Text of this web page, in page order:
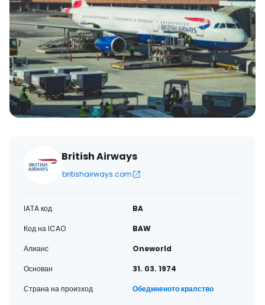
British Airways
britishairways.com
IATA код
BA
Код на ICAO
BAW
Алианс
Oneworld
Основан
31. 03. 1974
Страна на произход
Обединеното кралство